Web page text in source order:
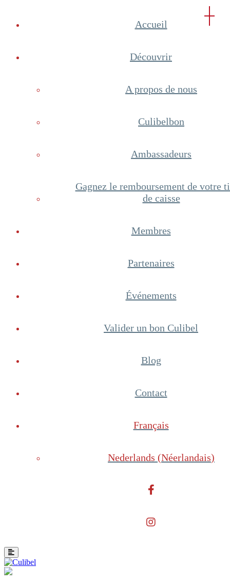
Accueil
Découvrir
A propos de nous
Culibelbon
Ambassadeurs
Gagnez le remboursement de votre
de caisse
Membres
Partenaires
Événements
Valider un bon Culibel
Blog
Contact
Français
Nederlands (Néerlandais)